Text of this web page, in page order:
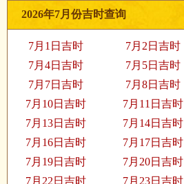
2026年7月份吉时查询
7月1日吉时 7月2日吉时
7月4日吉时
7月5日吉时
7月7日吉时
7月8日吉时
7月10日吉时
7月11日吉时
7月13日吉时
7月14日吉时
7月16日吉时
7月17日吉时
7月19日吉时
7月20日吉时
7月22日吉时
7月23日吉时